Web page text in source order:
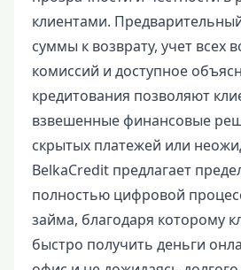
клиентами.
суммы к возврату, учет всех
комиссий и доступное
кредитования позволяют
взвешенные финансовые
скрытых платежей или
BelkaCredit предлагает
полностью цифровой
займа, благодаря которому
быстро получить деньги